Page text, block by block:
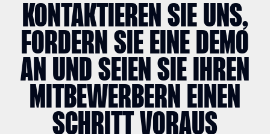
KONTAKTIEREN SIE UNS,
FORDERN SIE EINE DEMO
AN UND SEIEN SIE IHREN
MITBEWERBERN EINEN
SCHRITT VORAUS